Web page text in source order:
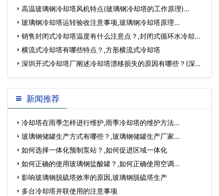
么用的…
高温玻璃钢冷却塔风机特点(玻璃钢冷却塔的工作原理)…
玻璃钢冷却塔运转验收注意事项,玻璃钢冷却塔原理…
销售封闭式冷却塔温度有什么注意点？,封闭式循环水冷却
塔…横流式冷却塔有哪些特点？,方形横流式冷却塔
深圳开式冷却塔厂阐述冷却塔漂移损失的原因有哪些？(深圳
开式冷却塔选型…
新闻推荐
冷却塔在雨季怎样进行维护,雨季冷却塔的维护方法…
玻璃钢储罐生产方式有哪些？,玻璃钢储罐生产厂家…
如何选择一体化预制泵站？,如何促进区域一体化
如何正确的使用玻璃钢盐酸罐？,如何正确使用空调…
影响玻璃钢脱硫塔效率的原因,玻璃钢脱硫塔生产
多台冷却塔并联使用的注意事项